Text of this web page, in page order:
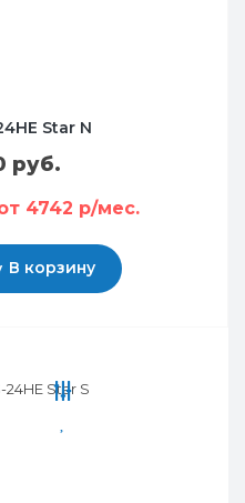
Star N
руб.
4742 р/мес.
В корзину